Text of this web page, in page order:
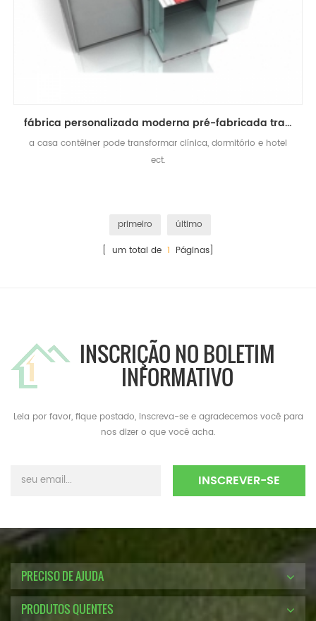
fábrica personalizada moderna pré-fabricada transformar clínica contêiner casa
a casa contêiner pode transformar clínica, dormitório e hotel
ect.
primeiro
último
[ um total de 1 Páginas]
INSCRIÇÃO NO BOLETIM
INFORMATIVO
Leia por favor, fique postado, inscreva-se e agradecemos você para
nos dizer o que você acha.
PRECISO DE AJUDA
PRODUTOS QUENTES